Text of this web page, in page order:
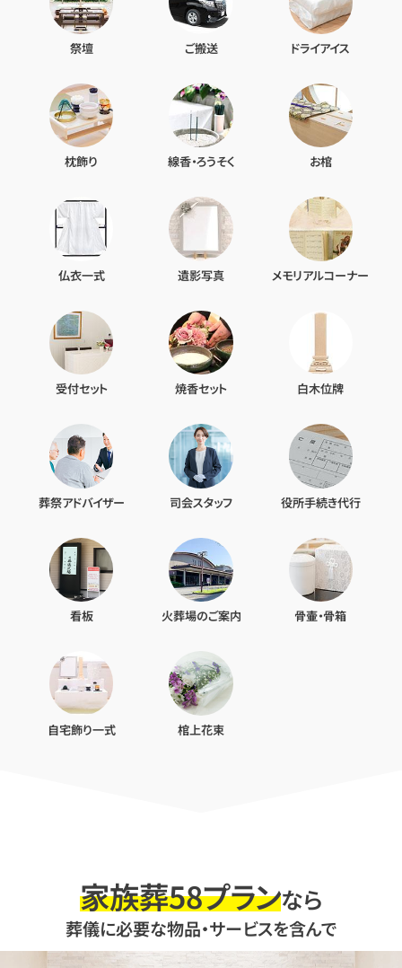
祭壇 ご搬送 ドライアイス
枕飾り 線香・ろうそく お棺
仏衣一式 遺影写真 メモリアルコーナー
受付セット 焼香セット 白木位牌
葬祭アドバイザー 司会スタッフ 役所手続き代行
看板 火葬場のご案内 骨壷・骨箱
自宅飾り一式 棺上花束
家族葬58プランなら
葬儀に必要な物品・サービスを含んで